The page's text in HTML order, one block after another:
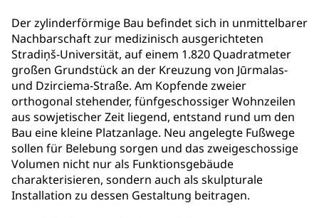
Der zylinderförmige Bau befindet sich in unmittelbarer
Nachbarschaft zur medizinisch ausgerichteten
Stradiņš-Universität, auf einem 1.820 Quadratmeter
großen Grundstück an der Kreuzung von Jūrmalas-
und Dzirciema-Straße. Am Kopfende zweier
orthogonal stehender, fünfgeschossiger Wohnzeilen
aus sowjetischer Zeit liegend, entstand rund um den
Bau eine kleine Platzanlage. Neu angelegte Fußwege
sollen für Belebung sorgen und das zweigeschossige
Volumen nicht nur als Funktionsgebäude
charakterisieren, sondern auch als skulpturale
Installation zu dessen Gestaltung beitragen.